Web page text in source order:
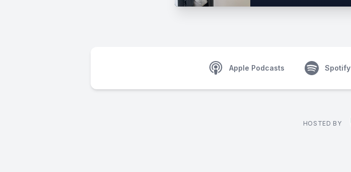
Apple Podcasts Spotify
HOSTED BY